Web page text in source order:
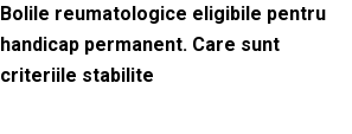
Bolile reumatologice eligibile pentru
handicap permanent. Care sunt
criteriile stabilite